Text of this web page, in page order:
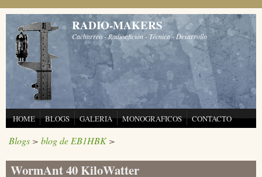
Pasar al contenido principal
RADIO-MAKERS
Cacharreo - Radioafición - Técnica - Desarrollo
HOME BLOGS GALERIA MONOGRAFICOS CONTACTO
Blogs > blog de EB1HBK>
WormAnt 40 KiloWatter